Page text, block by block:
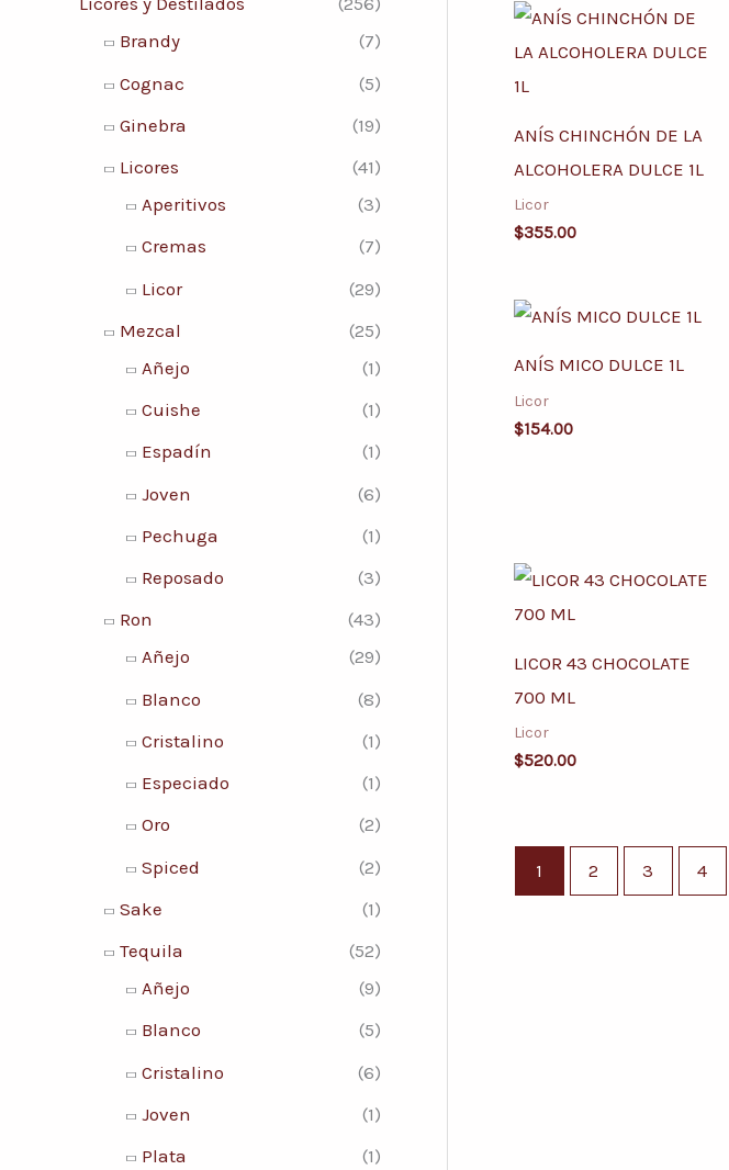
r
Brandy
(7)
Cognac
(5)
Ginebra
(19)
Licores
(41)
Aperitivos
(3)
Cremas
(7)
Licor
(29)
Mezcal
(25)
Añejo
(1)
Cuishe
(1)
Espadín
(1)
Joven
(6)
Pechuga
(1)
Reposado
(3)
Ron
(43)
Añejo
(29)
Blanco
(8)
Cristalino
(1)
Especiado
(1)
Oro
(2)
Spiced
(2)
Sake
(1)
Tequila
(52)
Añejo
(9)
Blanco
(5)
Cristalino
(6)
Joven
(1)
Plata
(1)
í
n
i
m
o
ANÍS CHINCHÓN DE LA
ALCOHOLERA DULCE 1L
Licor
$355.00
ANÍS MICO DULCE 1L
Licor
$154.00
LICOR 43 CHOCOLATE
700 ML
Licor
$520.00
1 2 3 4